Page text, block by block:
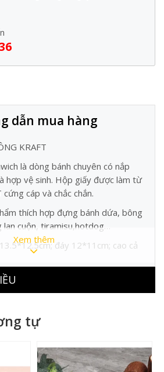
dẫn mua hàng
KRAFT
là dòng bánh chuyên có nắp
hợp vệ sinh. Hộp giấy được làm từ
cáp và chắc chắn.
thích hợp đựng bánh dứa, bông
lan cuộn, tiramisu,hotdog…
đáy 12*11cm; cao cả
1000 hộp/ kiện
Xem thêm
tự